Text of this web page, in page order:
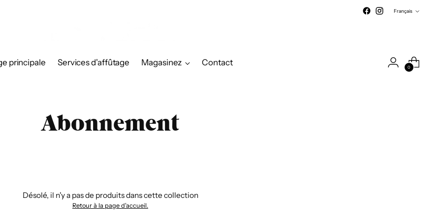
Français
principale Services d'affûtage Magasinez Contact
0
Abonnement
Désolé, il n'y a pas de produits dans cette collection
Retour à la page d'accueil.